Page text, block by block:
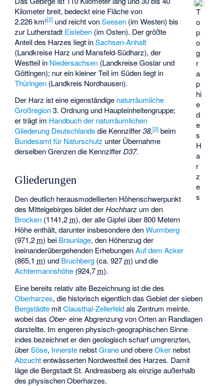
T
o
p
o
g
r
a
p
hi
e
d
e
s
H
a
r
z
e
s
Kilometer breit, bedeckt eine Fläche von
2.226 km²[2] und reicht vonSeesen (im Westen) bis
zur Lutherstadt Eisleben (im Osten). Der größte
Anteil des Harzes liegt inSachsen-Anhalt
(Landkreise Harz und Mansfeld-Südharz), der
Westteil in Niedersachsen (Landkreise Goslar und
Göttingen); nur ein kleiner Teil im Süden liegt in
Thüringen (Landkreis Nordhausen).
Der Harz ist eine eigenständige naturräumliche
Großregion3. Ordnung und Haupteinheitengruppe;
er trägt im Handbuch der naturräumlichen
Gliederung Deutschlands die Kennziffer38,[2] beim
Bundesamt für Naturschutz unter Übernahme
derselben Grenzen die KennzifferD37.
Gliederungen
Den deutlich herausmodellierten Höhenschwerpunkt
des Mittelgebirges bildet derHochharz um den
Brocken (1141,2 m), der alle Gipfel über 800 Metern
Höhe enthält, darunter insbesondere denWurmberg
(971,2 m) bei Braunlage, den Höhenzug der
ineinanderübergehenden ErhebungenAuf dem Acker
(865,1 m) und Bruchberg (ca.927 m) und die
Achtermannshöhe (924,7 m).
Eine bereits relativ alte Bezeichnung ist die des
Oberharzes, die historisch eigentlich das Gebiet der sieben
Bergstädte mitClausthal-Zellerfeldals Zentrum meinte,
wobei dasOber-eine Abgrenzung von Orten an Randlagen
darstellte. Im engeren physisch-geographischen Sinne
indes bezeichnet er den geologisch scharf umgrenzten,
überSöse, Innerste nebstGrane und obereOker nebst
Abzuchtentwässerten Nordwestteil des Harzes. Damit
läge die BergstadtSt. Andreasbergals einzige außerhalb
des physischen Oberharzes.